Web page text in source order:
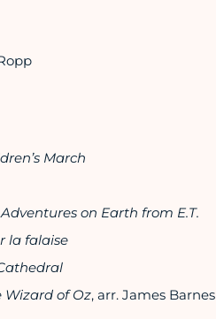
March
Adventures on Earth from E.T.
la falaise
Wizard of Oz, arr. James Barnes